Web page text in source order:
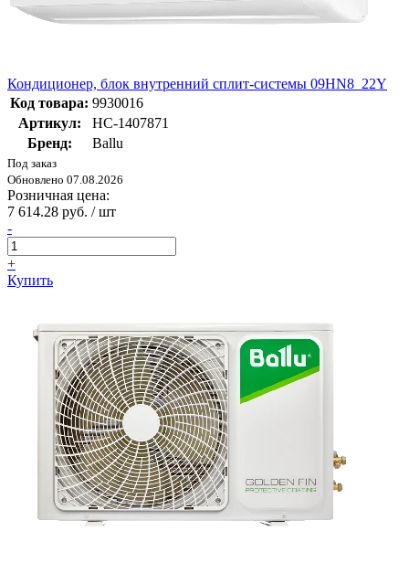
Кондиционер, блок внутренний сплит-системы 09HN8_22Y
Код товара: 9930016
Артикул:
НС-1407871
Бренд:
Ballu
Под заказ
Обновлено 07.08.2026
Розничная цена:
7 614.28 руб. / шт
-
+
Купить